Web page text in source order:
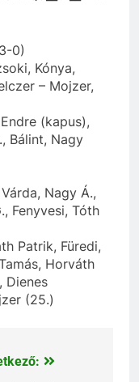
0)
Kónya,
– Mojzer,
(kapus),
Bálint, Nagy
Nagy Á.,
Fenyvesi, Tóth
Patrik, Füredi,
Horváth
Dienes
(25.)